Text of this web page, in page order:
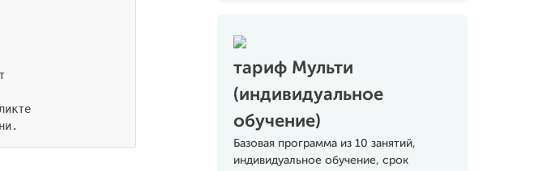
тариф Мульти
(индивидуальное
обучение)
Базовая программа из 10 занятий,
индивидуальное обучение, срок